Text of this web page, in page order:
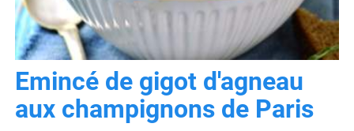
Emincé de gigot d'agneau
aux champignons de Paris